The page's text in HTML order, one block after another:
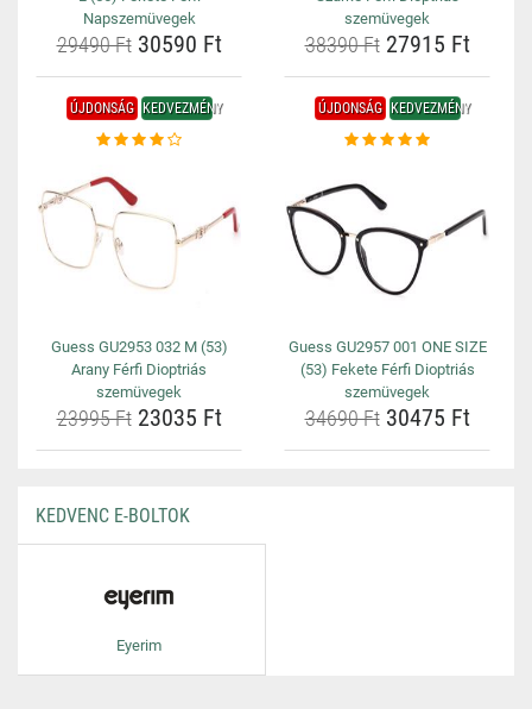
Napszemüvegek
29490 Ft30590 Ft
szemüvegek
38390 Ft27915 Ft
ÚJDONSÁG KEDVEZMÉNY
Guess GU2953 032 M (53)
Arany Férfi Dioptriás
szemüvegek
23995 Ft23035 Ft
ÚJDONSÁG KEDVEZMÉNY
Guess GU2957 001 ONE SIZE
(53) Fekete Férfi Dioptriás
szemüvegek
34690 Ft30475 Ft
KEDVENC E-BOLTOK
Eyerim